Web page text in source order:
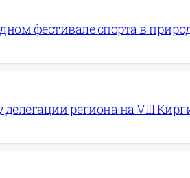
фестивале спорта в
региона на VIII